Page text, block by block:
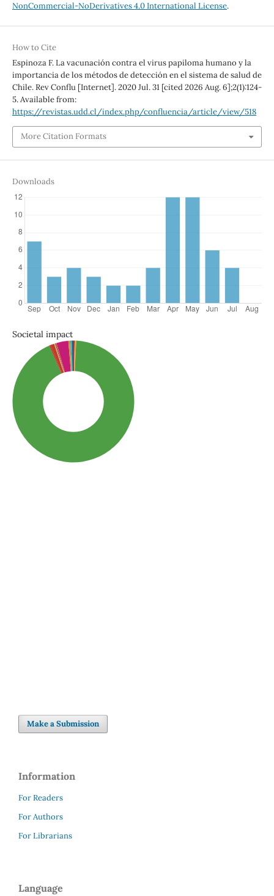
NonCommercial-NoDerivatives 4.0 International License.
How to Cite
Espinoza F. La vacunación contra el virus papiloma humano y la
importancia de los métodos de detección en el sistema de salud de
Chile. Rev Conflu [Internet]. 2020 Jul. 31 [cited 2026 Aug. 6];2(1):124-
5. Available from:
https://revistas.udd.cl/index.php/confluencia/article/view/518
More Citation Formats
Downloads
Societal impact
Make a Submission
Information
For Readers
For Authors
For Librarians
Language